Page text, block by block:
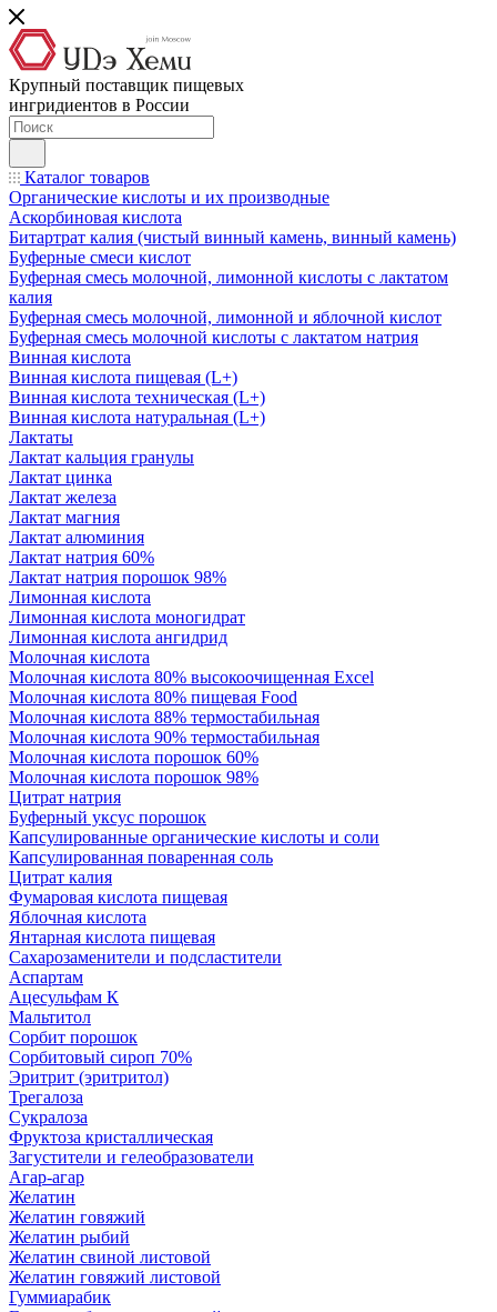
Крупный поставщик пищевых
ингридиентов в России
Каталог товаров
Органические кислоты и их производные
Аскорбиновая кислота
Битартрат калия (чистый винный камень, винный камень)
Буферные смеси кислот
Буферная смесь молочной, лимонной кислоты с лактатом
калия
Буферная смесь молочной, лимонной и яблочной кислот
Буферная смесь молочной кислоты с лактатом натрия
Винная кислота
Винная кислота пищевая (L+)
Винная кислота техническая (L+)
Винная кислота натуральная (L+)
Лактаты
Лактат кальция гранулы
Лактат цинка
Лактат железа
Лактат магния
Лактат алюминия
Лактат натрия 60%
Лактат натрия порошок 98%
Лимонная кислота
Лимонная кислота моногидрат
Лимонная кислота ангидрид
Молочная кислота
Молочная кислота 80% высокоочищенная Excel
Молочная кислота 80% пищевая Food
Молочная кислота 88% термостабильная
Молочная кислота 90% термостабильная
Молочная кислота порошок 60%
Молочная кислота порошок 98%
Цитрат натрия
Буферный уксус порошок
Капсулированные органические кислоты и соли
Капсулированная поваренная соль
Цитрат калия
Фумаровая кислота пищевая
Яблочная кислота
Янтарная кислота пищевая
Сахарозаменители и подсластители
Аспартам
Ацесульфам К
Мальтитол
Сорбит порошок
Сорбитовый сироп 70%
Эритрит (эритритол)
Трегалоза
Сукралоза
Фруктоза кристаллическая
Загустители и гелеобразователи
Агар-агар
Желатин
Желатин говяжий
Желатин рыбий
Желатин свиной листовой
Желатин говяжий листовой
Гуммиарабик